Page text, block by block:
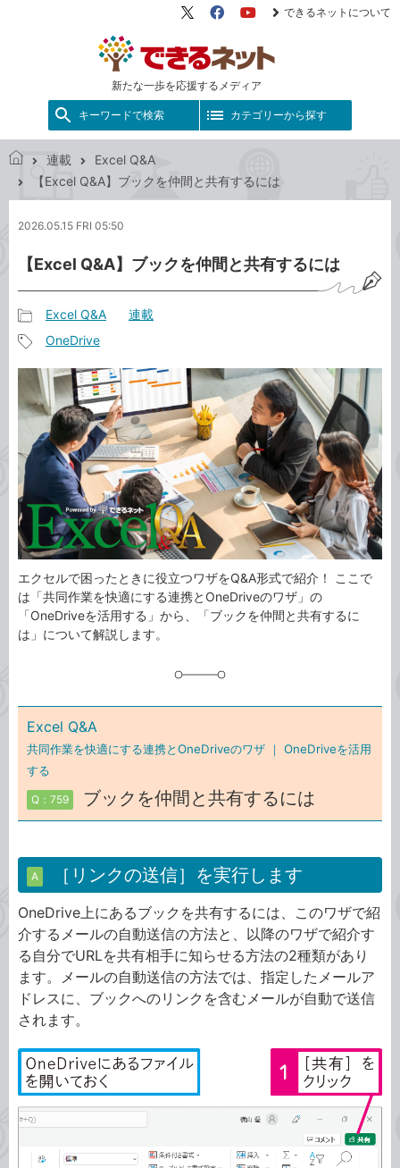
新たな一歩を応援するメディア
X（旧
FacebookYouTube
できるネットについて
キーワードで検索 カテゴリーから探す
ネ
ト
連載
Excel Q&A
【Excel Q&A】ブックを仲間と共有するには
2026.05.15 FRI 05:50
【Excel Q&A】ブックを仲間と共有するには
事
カ
テ
ゴ
リ
Excel Q&A 連載
事
タ
グ
OneDrive
エクセルで困ったときに役立つワザをQ&A形式で紹介！ ここで
は「共同作業を快適にする連携とOneDriveのワザ」の
「OneDriveを活用する」から、「ブックを仲間と共有するに
は」について解説します。
Excel Q&A
共同作業を快適にする連携とOneDriveのワザ ｜ OneDriveを活用
する
Q：759 ブックを仲間と共有するには
A ［リンクの送信］を実行します
OneDrive上にあるブックを共有するには、このワザで紹
介するメールの自動送信の方法と、以降のワザで紹介す
る自分でURLを共有相手に知らせる方法の2種類があり
ます。メールの自動送信の方法では、指定したメールア
ドレスに、ブックへのリンクを含むメールが自動で送信
されます。